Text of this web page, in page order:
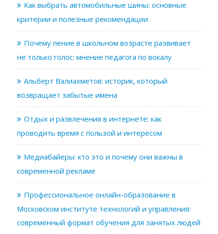
Как выбрать автомобильные шины: основные
критерии и полезные рекомендации
Почему пение в школьном возрасте развивает
не только голос: мнение педагога по вокалу
Альберт Валиахметов: историк, который
возвращает забытые имена
Отдых и развлечения в интернете: как
проводить время с пользой и интересом
Медиабайеры: кто это и почему они важны в
современной рекламе
Профессиональное онлайн-образование в
Московском институте технологий и управления:
современный формат обучения для занятых людей